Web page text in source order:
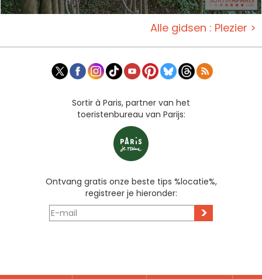
Alle gidsen : Plezier >
Sortir à Paris, partner van het
toeristenbureau van Parijs:
Ontvang gratis onze beste tips %locatie%,
registreer je hieronder:
>